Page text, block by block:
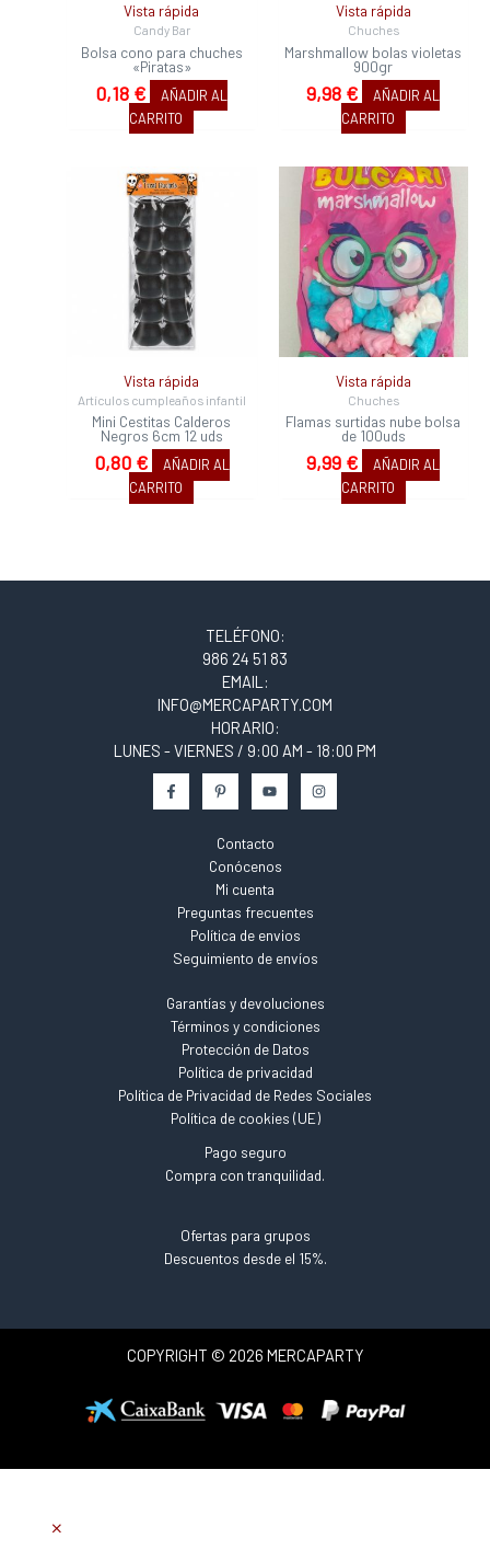
Vista rápida
Candy Bar
Bolsa cono para chuches
«Piratas»
0,18 €
AÑADIR AL
CARRITO
Vista rápida
Chuches
Marshmallow bolas violetas
900gr
9,98 €
AÑADIR AL
CARRITO
Vista rápida
Artículos cumpleaños infantil
Mini Cestitas Calderos
Negros 6cm 12 uds
0,80 €
AÑADIR AL
CARRITO
Vista rápida
Chuches
Flamas surtidas nube bolsa
de 100uds
9,99 €
AÑADIR AL
CARRITO
TELÉFONO:
986 24 51 83
EMAIL:
INFO@MERCAPARTY.COM
HORARIO:
LUNES - VIERNES / 9:00 AM - 18:00 PM
Contacto
Conócenos
Mi cuenta
Preguntas frecuentes
Política de envios
Seguimiento de envíos
Garantías y devoluciones
Términos y condiciones
Protección de Datos
Política de privacidad
Política de Privacidad de Redes Sociales
Política de cookies (UE)
Pago seguro
Compra con tranquilidad.
Ofertas para grupos
Descuentos desde el 15%.
COPYRIGHT © 2026 MERCAPARTY